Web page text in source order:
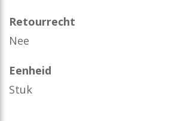
Retourrecht
Nee
Eenheid
Stuk